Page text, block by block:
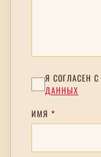
Я СОГЛАСЕН С
ДАННЫХ
ИМЯ *